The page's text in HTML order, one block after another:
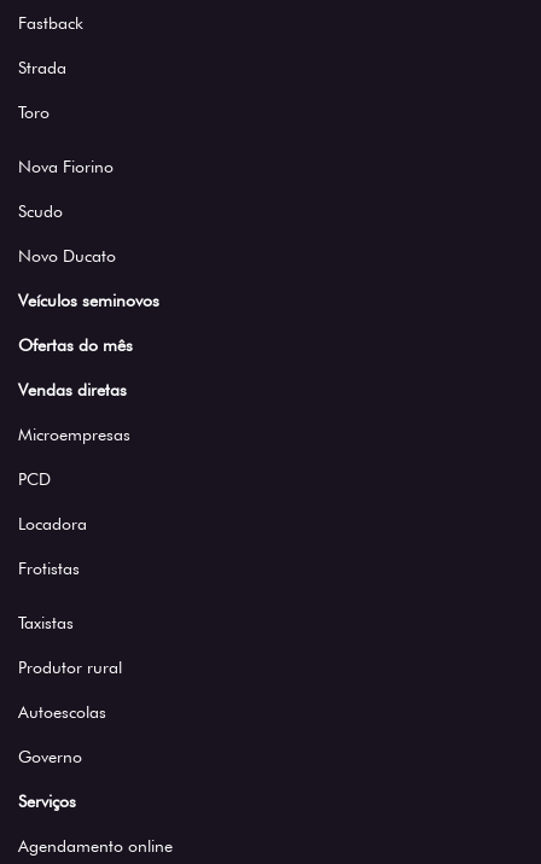
Fastback
Strada
Toro
Nova Fiorino
Scudo
Novo Ducato
Veículos seminovos
Ofertas do mês
Vendas diretas
Microempresas
PCD
Locadora
Frotistas
Taxistas
Produtor rural
Autoescolas
Governo
Serviços
Agendamento online